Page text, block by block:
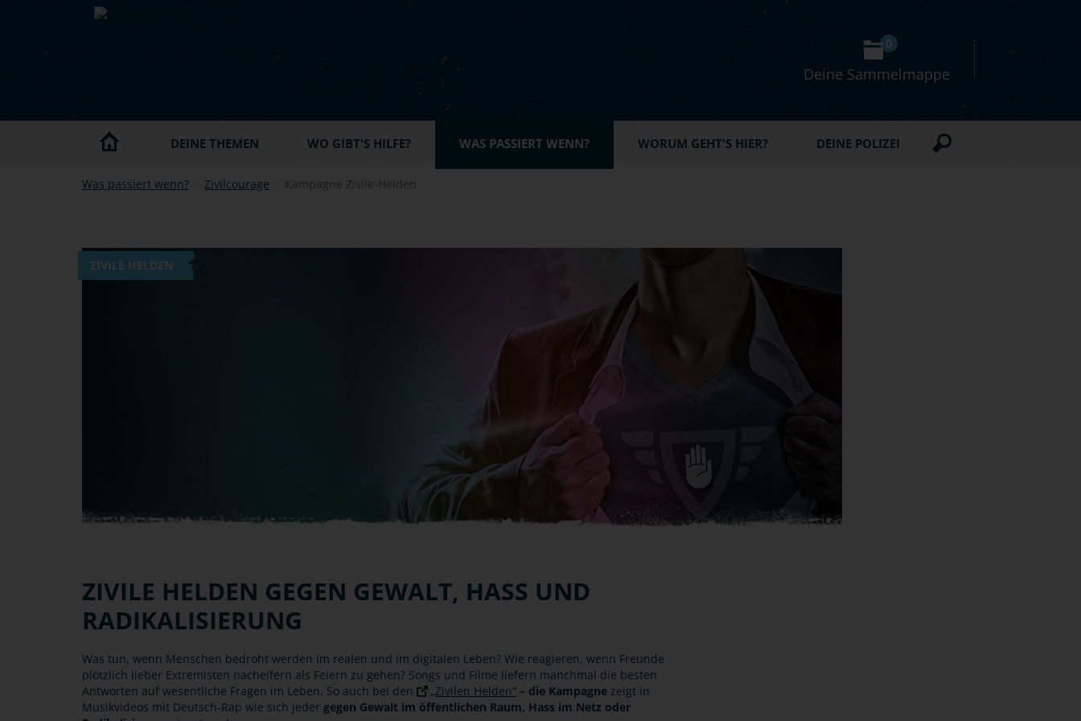
Skip to main content
Deine Sammelmappe
0
DEINE THEMEN WO GIBT'S HILFE? WAS PASSIERT WENN? WORUM GEHT'S HIER? DEINE POLIZEI
Was passiert wenn? Zivilcourage Kampagne Zivile-Helden
ZIVILE HELDEN
ZIVILE HELDEN GEGEN GEWALT, HASS UND
RADIKALISIERUNG
Was tun, wenn Menschen bedroht werden im realen und im digitalen Leben? Wie reagieren, wenn Freunde
plötzlich lieber Extremisten nacheifern als Feiern zu gehen? Songs und Filme liefern manchmal die besten
Antworten auf wesentliche Fragen im Leben. So auch bei den
„Zivilen Helden“ – die Kampagne zeigt in
Musikvideos mit Deutsch-Rap wie sich jeder gegen Gewalt im öffentlichen Raum, Hass im Netz oder